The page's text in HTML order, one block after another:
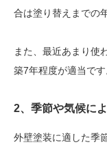
合は塗り替えまでの
また、最近あまり使
築7年程度が適当です
2、季節や気候に
外壁塗装に適した季